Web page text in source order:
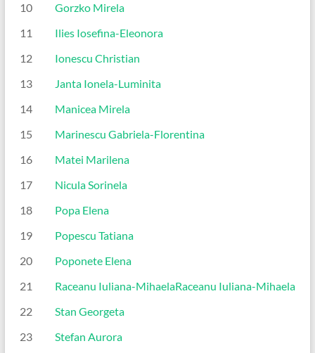
10
Gorzko Mirela
11
Ilies Iosefina-Eleonora
12
Ionescu Christian
13
Janta Ionela-Luminita
14
Manicea Mirela
15
Marinescu Gabriela-Florentina
16
Matei Marilena
17
Nicula Sorinela
18
Popa Elena
19
Popescu Tatiana
20
Poponete Elena
21
Raceanu Iuliana-MihaelaRaceanu Iuliana-Mihaela
22
Stan Georgeta
23
Stefan Aurora